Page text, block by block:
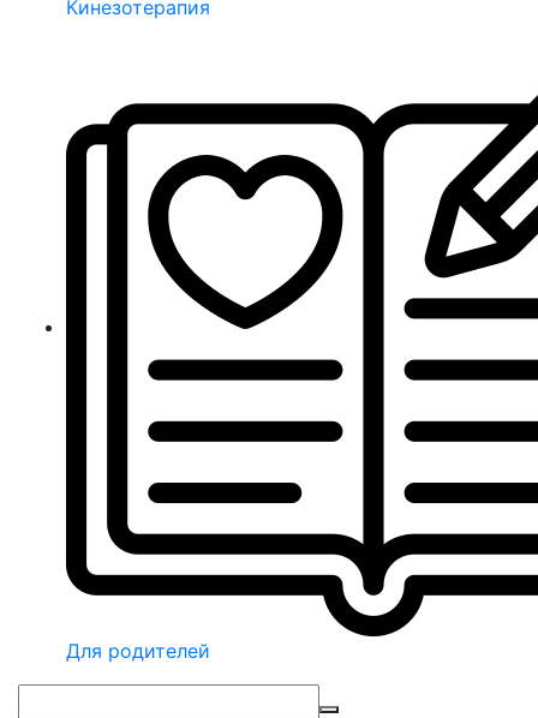
Кинезотерапия
Для родителей